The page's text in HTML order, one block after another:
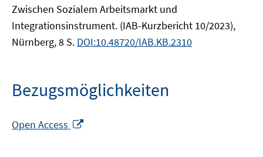
Zwischen Sozialem Arbeitsmarkt und
Integrationsinstrument. (IAB-Kurzbericht 10/2023),
Nürnberg, 8 S. DOI:10.48720/IAB.KB.2310
Bezugsmöglichkeiten
Open Access